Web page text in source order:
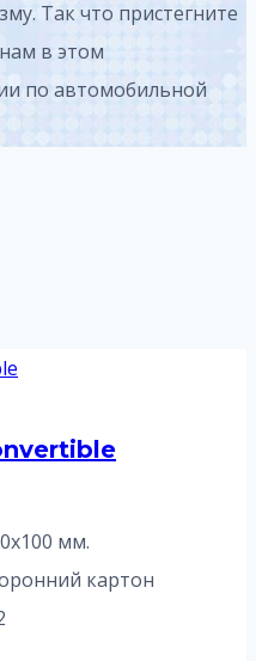
Так что пристегните
в этом
по автомобильной
мм.
картон